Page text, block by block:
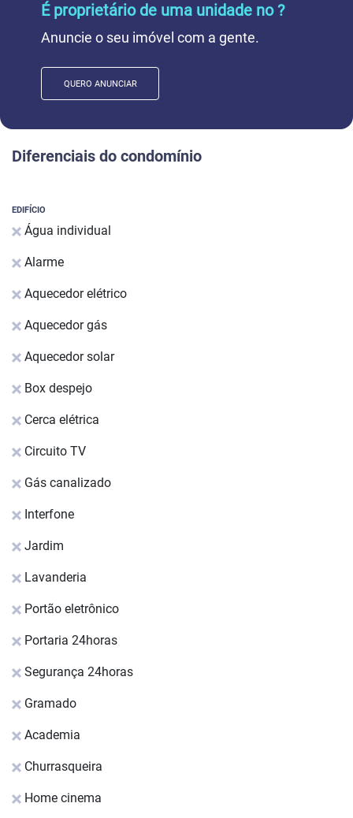
É proprietário de uma unidade no ?
Anuncie o seu imóvel com a gente.
QUERO ANUNCIAR
Diferenciais do condomínio
EDIFÍCIO
Água individual
Alarme
Aquecedor elétrico
Aquecedor gás
Aquecedor solar
Box despejo
Cerca elétrica
Circuito TV
Gás canalizado
Interfone
Jardim
Lavanderia
Portão eletrônico
Portaria 24horas
Segurança 24horas
Gramado
Academia
Churrasqueira
Home cinema